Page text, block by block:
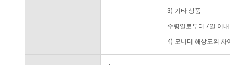
3) 기타 상품
수령일로부터 7일 이
4) 모니터 해상도의 차